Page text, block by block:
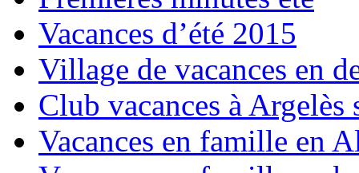
Vacances d’été 2015
Village de vacances en
Club vacances à Argelès
Vacances en famille en